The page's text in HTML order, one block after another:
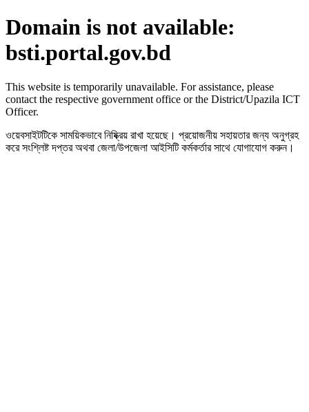
Domain is not available:
bsti.portal.gov.bd
This website is temporarily unavailable. For assistance, please
contact the respective government office or the District/Upazila ICT
Officer.
ওয়েবসাইটটিকে সাময়িকভাবে নিষ্ক্রিয় রাখা হয়েছে। প্রয়োজনীয় সহায়তার জন্য অনুগ্রহ
করে সংশ্লিষ্ট দপ্তর অথবা জেলা/উপজেলা আইসিটি কর্মকর্তার সাথে যোগাযোগ করুন।